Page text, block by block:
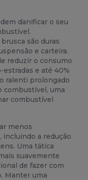
danificar o seu
brusca são duras
e carteira.
reduzir o consumo
e até 40%
ralenti prolongado
combustível, uma
combustível
menos
incluindo a redução
Uma tática
suavemente
de fazer com
Manter uma